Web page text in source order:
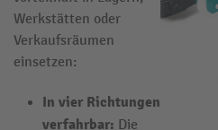
Werkstätten oder
Verkaufsräumen
einsetzen:
In vier Richtungen
verfahrbar: Die